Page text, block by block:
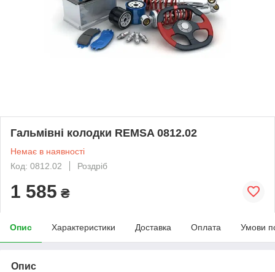
Гальмівні колодки REMSA 0812.02
Немає в наявності
Код: 0812.02
Роздріб
1 585 ₴
Опис Характеристики Доставка Оплата Умови
Опис